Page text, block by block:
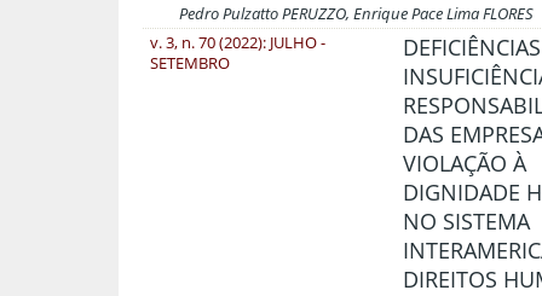
Pedro Pulzatto PERUZZO, Enrique Pace Lima FLORES
v. 3, n. 70 (2022): JULHO -
SETEMBRO
DAS
VIOLAÇÃO À
DIGNIDADE
NO SISTEMA
DIREITOS